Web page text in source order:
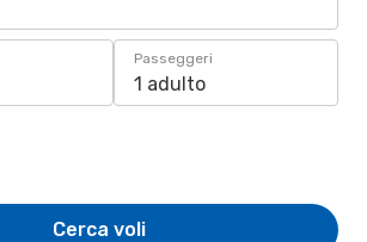
Passeggeri
1 adulto
Cerca voli